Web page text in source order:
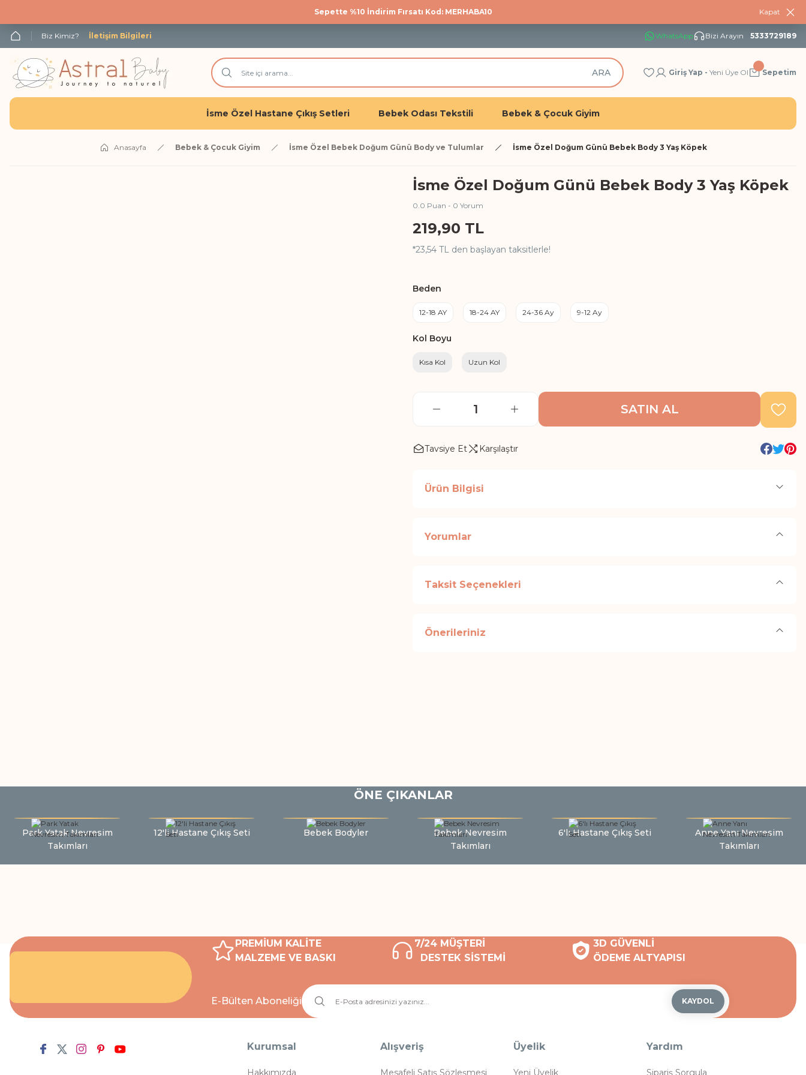
Sepette %10 İndirim Fırsatı Kod: MERHABA10 Kapat
Biz Kimiz? İletişim Bilgileri
Üye olan herkese %10 İndirim
WhatsApp Bizi Arayın 5333729189
ARA Giriş Yap - Yeni Üye Ol Sepetim
İsme Özel Hastane Çıkış Setleri Bebek Odası Tekstili Bebek & Çocuk Giyim
Anasayfa Bebek & Çocuk Giyim İsme Özel Bebek Doğum Günü Body ve Tulumlar İsme Özel Doğum Günü Bebek Body 3 Yaş Köpek
İsme Özel Doğum Günü Bebek Body 3 Yaş Köpek
0.0 Puan - 0 Yorum
219,90 TL
*23,54 TL den başlayan taksitlerle!
Beden
12-18 AY 18-24 AY 24-36 Ay 9-12 Ay
Kol Boyu
Kısa Kol Uzun Kol
SATIN AL
Tavsiye Et Karşılaştır
Ürün Bilgisi
Yorumlar
Taksit Seçenekleri
Önerileriniz
ÖNE ÇIKANLAR
Park Yatak Nevresim
Takımları
12'li Hastane Çıkış Seti Bebek Bodyler
Bebek Nevresim
Takımları
6'lı Hastane Çıkış Seti
Anne Yanı Nevresim
Takımları
PREMİUM KALİTE
MALZEME VE BASKI
7/24 MÜŞTERİ
DESTEK SİSTEMİ
3D GÜVENLİ
ÖDEME ALTYAPISI
E-Bülten Aboneliği KAYDOL
Kurumsal
Hakkımızda
Alışveriş
Mesafeli Satış Sözleşmesi
Üyelik
Yeni Üyelik
Yardım
Sipariş Sorgula